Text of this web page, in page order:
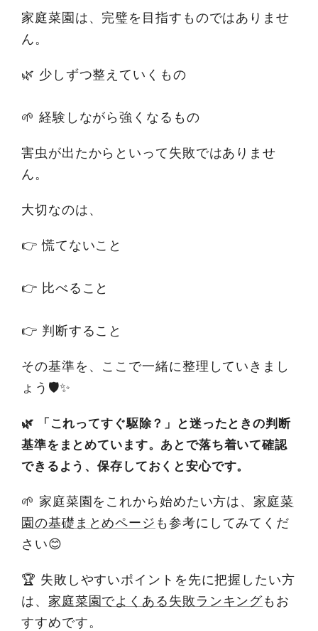
家庭菜園は、完璧を目指すものではありませ
ん。
🌿 少しずつ整えていくもの
🌱 経験しながら強くなるもの
害虫が出たからといって失敗ではありませ
ん。
大切なのは、
👉 慌てないこと
👉 比べること
👉 判断すること
その基準を、ここで一緒に整理していきまし
ょう🛡✨
🌿 「これってすぐ駆除？」と迷ったときの判断
基準をまとめています。あとで落ち着いて確認
できるよう、保存しておくと安心です。
🌱 家庭菜園をこれから始めたい方は、 家庭菜
園の基礎まとめページ も参考にしてみてくだ
さい😊
🏆 失敗しやすいポイントを先に把握したい方
は、 家庭菜園でよくある失敗ランキングもお
すすめです。